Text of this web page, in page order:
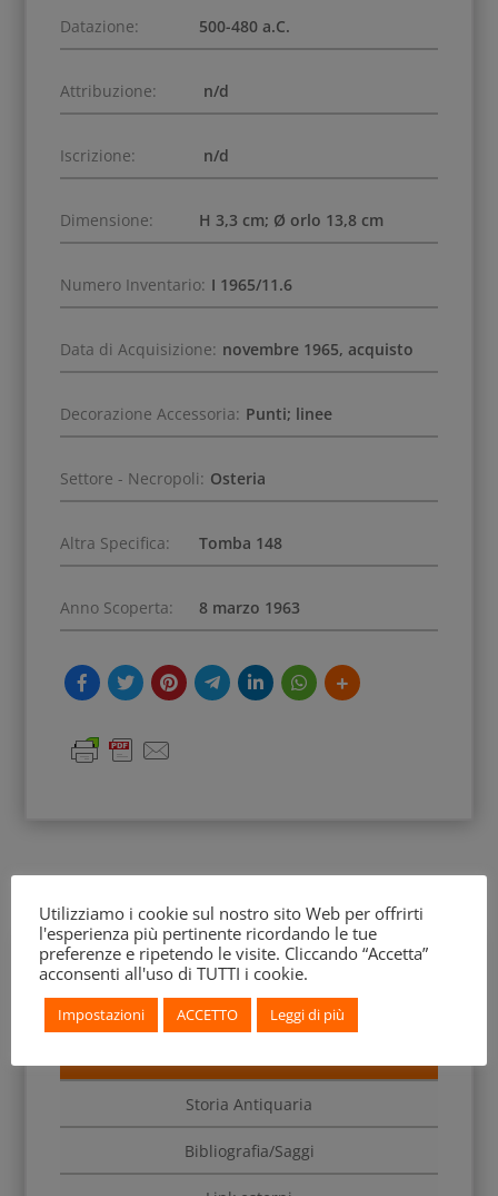
Datazione: 500-480 a.C.
Attribuzione: n/d
Iscrizione: n/d
Dimensione: H 3,3 cm; Ø orlo 13,8 cm
Numero Inventario: I 1965/11.6
Data di Acquisizione: novembre 1965, acquisto
Decorazione Accessoria: Punti; linee
Settore - Necropoli: Osteria
Altra Specifica: Tomba 148
Anno Scoperta: 8 marzo 1963
Storia Antiquaria
Bibliografia/Saggi
Utilizziamo i cookie sul nostro sito Web per offrirti
l'esperienza più pertinente ricordando le tue
preferenze e ripetendo le visite. Cliccando “Accetta”
acconsenti all'uso di TUTTI i cookie.
Impostazioni ACCETTO Leggi di più